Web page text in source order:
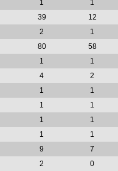
1
1
39
12
2
1
80
58
1
1
4
2
1
1
1
1
1
1
1
1
9
7
2
0